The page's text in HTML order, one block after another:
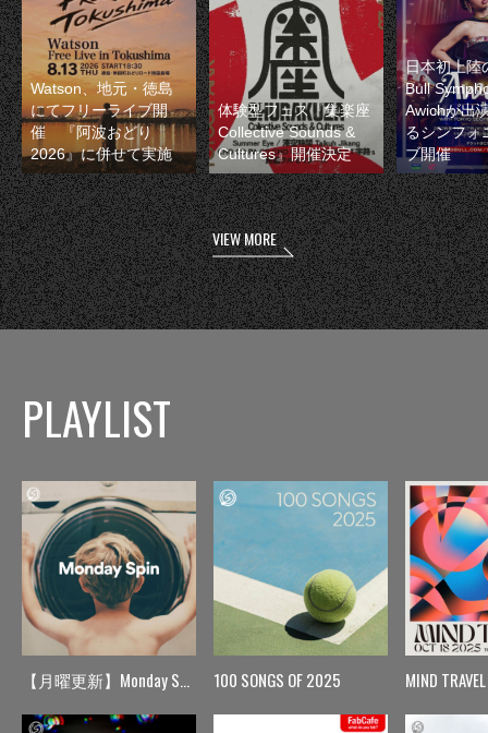
Watson、地元・徳島
にてフリーライブ開
催 『阿波おどり
2026』に併せて実施
体験型フェス『集楽座
Collective Sounds &
Cultures』開催決定
日本初上陸
Bull
Awichが出
るシンフォ
ブ開催
VIEW MORE
PLAYLIST
【月曜更新】Monday Spin 100 SONGS OF 2025 MIND TRAVEL